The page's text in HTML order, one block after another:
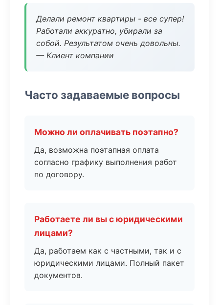
Делали ремонт квартиры - все супер!
Работали аккуратно, убирали за
собой. Результатом очень довольны.
— Клиент компании
Часто задаваемые вопросы
Можно ли оплачивать поэтапно?
Да, возможна поэтапная оплата
согласно графику выполнения работ
по договору.
Работаете ли вы с юридическими
лицами?
Да, работаем как с частными, так и с
юридическими лицами. Полный пакет
документов.